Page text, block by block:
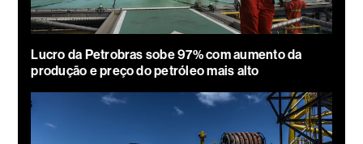
Lucro da Petrobras sobe 97% com aumento da
produção e preço do petróleo mais alto